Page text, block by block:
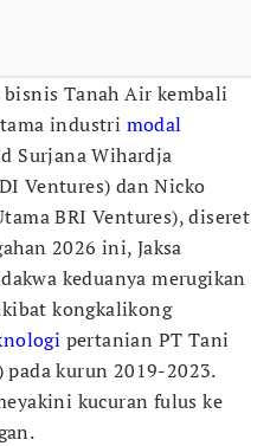
Tanah Air kembali
industri modal
Surjana Wihardja
Ventures) dan Nicko
BRI Ventures), diseret
2026 ini, Jaksa
keduanya merugikan
kongkalikong
pertanian PT Tani
kurun 2019-2023.
kucuran fulus ke